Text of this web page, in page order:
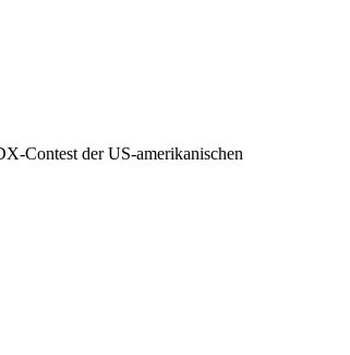
Contest der US-amerikanischen